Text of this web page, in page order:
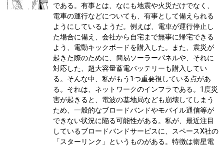
である。有事とは、なにも地震や火災だけでなく、
電車の運行などについても、有事として備えられる
ようにしているようだ。例えば、電車が運行停止し
た場合に備え、会社から自宅まで無事に帰宅できる
よう、電動キックボードを購入した。また、震災が
起きた際のために、簡易ソーラーパネルや、それに
対応した、超大容量蓄電バッテリーも購入してい
る。そんな中、私がもう1つ重要視している点があ
る。それは、ネットワークのインフラである。1度災
害が起きると、電波の基地局なども崩壊してしまう
ため、一般的なブロードバンドやモバイル通信等が
できない状況に陥る可能性がある。私が、最近注目
しているブロードバンドサービスに、スペースX社の
「スターリンク」というものがある。特徴は衛星電